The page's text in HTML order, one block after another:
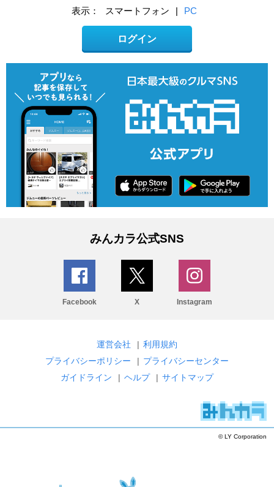
表示： スマートフォン | PC
ログイン
みんカラ公式SNS
Facebook X Instagram
運営会社 | 利用規約
プライバシーポリシー
| プライバシーセンター
ガイドライン
| ヘルプ | サイトマップ
© LY Corporation